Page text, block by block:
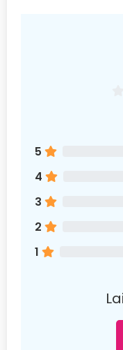
5
4
3
2
1